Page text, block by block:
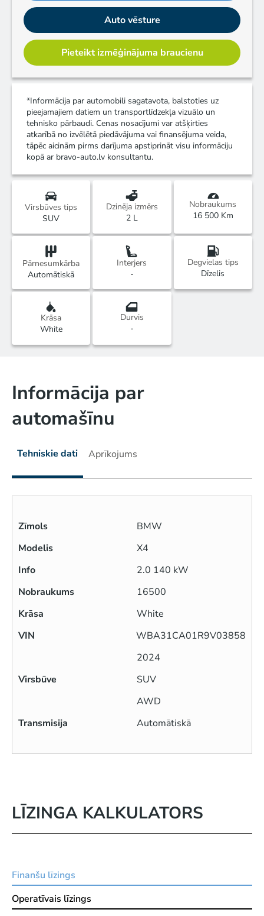
Auto vēsture
Pieteikt izmēģinājuma braucienu
*Informācija par automobili sagatavota, balstoties uz
pieejamajiem datiem un transportlīdzekļa vizuālo un
tehnisko pārbaudi. Cenas nosacījumi var atšķirties
atkarībā no izvēlētā piedāvājuma vai finansējuma veida,
tāpēc aicinām pirms darījuma apstiprināt visu informāciju
kopā ar bravo-auto.lv konsultantu.
Virsbūves tips
SUV
Dzinēja izmērs
2 L
Nobraukums
16 500 Km
Pārnesumkārba
Automātiskā
Interjers
-
Degvielas tips
Dīzelis
Krāsa
White
Durvis
-
Informācija par
automašīnu
Tehniskie dati Aprīkojums
Zīmols
BMW
Modelis
X4
Info
2.0 140 kW
Nobraukums
16500
Krāsa
White
VIN
WBA31CA01R9V03858
2024
Virsbūve
SUV
AWD
Transmisija
Automātiskā
LĪZINGA KALKULATORS
Finanšu līzings
Operatīvais līzings